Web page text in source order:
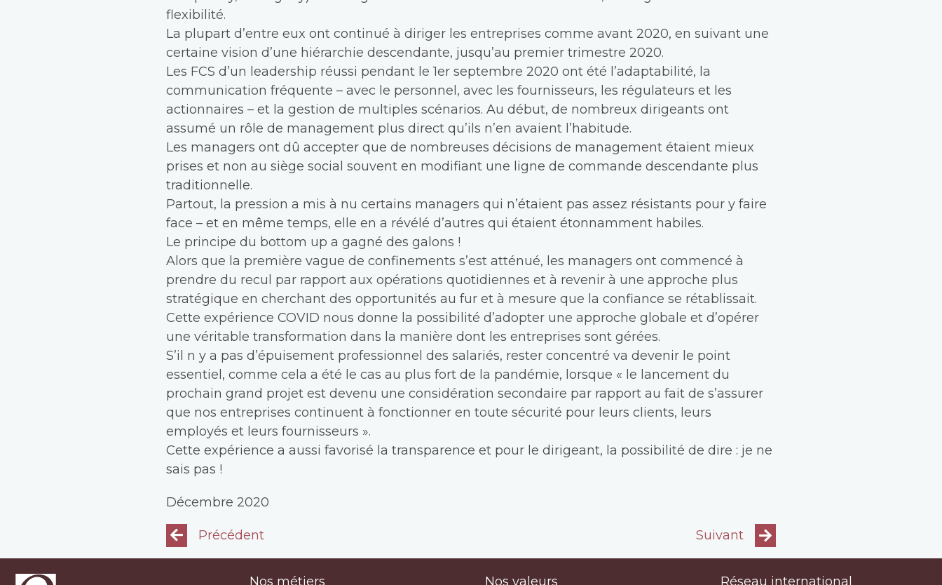
flexibilité.
La plupart d’entre eux ont continué à diriger les entreprises comme avant 2020, en suivant une
certaine vision d’une hiérarchie descendante, jusqu’au premier trimestre 2020.
Les FCS d’un leadership réussi pendant le 1er septembre 2020 ont été l’adaptabilité, la
communication fréquente – avec le personnel, avec les fournisseurs, les régulateurs et les
actionnaires – et la gestion de multiples scénarios. Au début, de nombreux dirigeants ont
assumé un rôle de management plus direct qu’ils n’en avaient l’habitude.
Les managers ont dû accepter que de nombreuses décisions de management étaient mieux
prises et non au siège social souvent en modifiant une ligne de commande descendante plus
traditionnelle.
Partout, la pression a mis à nu certains managers qui n’étaient pas assez résistants pour y faire
face – et en même temps, elle en a révélé d’autres qui étaient étonnamment habiles.
Le principe du bottom up a gagné des galons !
Alors que la première vague de confinements s’est atténué, les managers ont commencé à
prendre du recul par rapport aux opérations quotidiennes et à revenir à une approche plus
stratégique en cherchant des opportunités au fur et à mesure que la confiance se rétablissait.
Cette expérience COVID nous donne la possibilité d’adopter une approche globale et d’opérer
une véritable transformation dans la manière dont les entreprises sont gérées.
S’il n y a pas d’épuisement professionnel des salariés, rester concentré va devenir le point
essentiel, comme cela a été le cas au plus fort de la pandémie, lorsque « le lancement du
prochain grand projet est devenu une considération secondaire par rapport au fait de s’assurer
que nos entreprises continuent à fonctionner en toute sécurité pour leurs clients, leurs
employés et leurs fournisseurs ».
Cette expérience a aussi favorisé la transparence et pour le dirigeant, la possibilité de dire : je ne
sais pas !
Décembre 2020
Précédent Suivant
Nos métiers Nos valeurs Réseau international